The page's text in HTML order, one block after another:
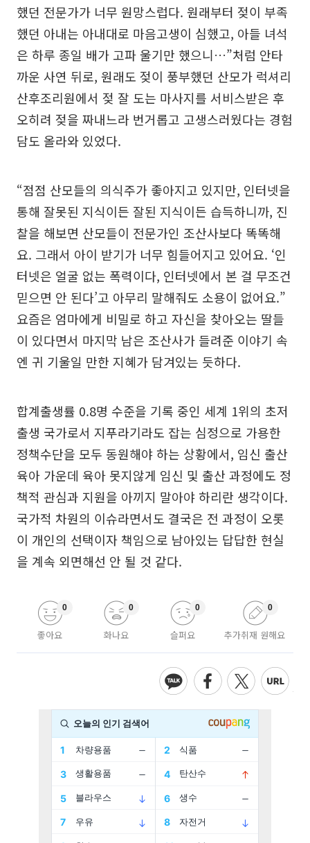
했던 전문가가 너무 원망스럽다. 원래부터 젖이 부족
했던 아내는 아내대로 마음고생이 심했고, 아들 녀석
은 하루 종일 배가 고파 울기만 했으니…”처럼 안타
까운 사연 뒤로, 원래도 젖이 풍부했던 산모가 럭셔리
산후조리원에서 젖 잘 도는 마사지를 서비스받은 후
오히려 젖을 짜내느라 번거롭고 고생스러웠다는 경험
담도 올라와 있었다.
“점점 산모들의 의식주가 좋아지고 있지만, 인터넷을
통해 잘못된 지식이든 잘된 지식이든 습득하니까, 진
찰을 해보면 산모들이 전문가인 조산사보다 똑똑해
요. 그래서 아이 받기가 너무 힘들어지고 있어요. ‘인
터넷은 얼굴 없는 폭력이다, 인터넷에서 본 걸 무조건
믿으면 안 된다’고 아무리 말해줘도 소용이 없어요.”
요즘은 엄마에게 비밀로 하고 자신을 찾아오는 딸들
이 있다면서 마지막 남은 조산사가 들려준 이야기 속
엔 귀 기울일 만한 지혜가 담겨있는 듯하다.
합계출생률 0.8명 수준을 기록 중인 세계 1위의 초저
출생 국가로서 지푸라기라도 잡는 심정으로 가용한
정책수단을 모두 동원해야 하는 상황에서, 임신 출산
육아 가운데 육아 못지않게 임신 및 출산 과정에도 정
책적 관심과 지원을 아끼지 말아야 하리란 생각이다.
국가적 차원의 이슈라면서도 결국은 전 과정이 오롯
이 개인의 선택이자 책임으로 남아있는 답답한 현실
을 계속 외면해선 안 될 것 같다.
좋아요
0
화나요
0
슬퍼요
0
추가취재 원해요
0